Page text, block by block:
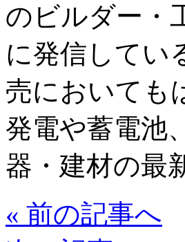
のビルダー・
に発信してい
売においても
発電や蓄電池
器・建材の最
« 前の記事へ